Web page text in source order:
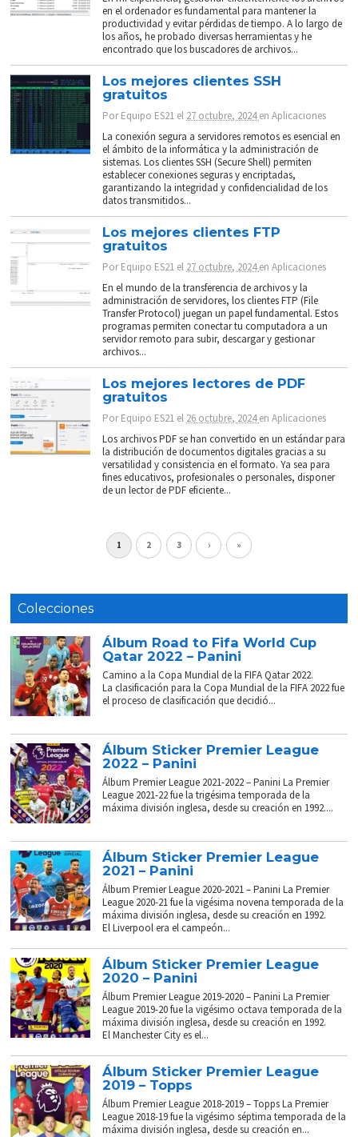
en el ordenador es fundamental para mantener la
productividad y evitar pérdidas de tiempo. A lo largo de
los años, he probado diversas herramientas y he
encontrado que los buscadores de archivos...
Los mejores clientes SSH
gratuitos
PorEquipo ES21 el 27 octubre, 2024enAplicaciones
La conexión segura a servidores remotos es esencial en
el ámbito de la informática y la administración de
sistemas. Los clientes SSH (Secure Shell) permiten
establecer conexiones seguras y encriptadas,
garantizando la integridad y confidencialidad de los
datos transmitidos...
Los mejores clientes FTP
gratuitos
PorEquipo ES21 el 27 octubre, 2024enAplicaciones
En el mundo de la transferencia de archivos y la
administración de servidores, los clientes FTP (File
Transfer Protocol) juegan un papel fundamental. Estos
programas permiten conectar tu computadora a un
servidor remoto para subir, descargar y gestionar
archivos...
Los mejores lectores de PDF
gratuitos
PorEquipo ES21 el 26 octubre, 2024enAplicaciones
Los archivos PDF se han convertido en un estándar para
la distribución de documentos digitales gracias a su
versatilidad y consistencia en el formato. Ya sea para
fines educativos, profesionales o personales, disponer
de un lector de PDF eficiente...
1 2 3 › »
Colecciones
Álbum Road to Fifa World Cup
Qatar 2022 – Panini
Camino a la Copa Mundial de la FIFA Qatar 2022.
La clasificación para la Copa Mundial de la FIFA 2022 fue
el proceso de clasificación que decidió...
Álbum Sticker Premier League
2022 – Panini
Álbum Premier League 2021-2022 – Panini La Premier
League 2021-22 fue la trigésima temporada de la
máxima división inglesa, desde su creación en 1992....
Álbum Sticker Premier League
2021 – Panini
Álbum Premier League 2020-2021 – Panini La Premier
League 2020-21 fue la vigésima novena temporada de la
máxima división inglesa, desde su creación en 1992.
El Liverpool era el campeón...
Álbum Sticker Premier League
2020 – Panini
Álbum Premier League 2019-2020 – Panini La Premier
League 2019-20 fue la vigésimo octava temporada de la
máxima división inglesa, desde su creación en 1992.
El Manchester City es el...
Álbum Sticker Premier League
2019 – Topps
Álbum Premier League 2018-2019 – Topps La Premier
League 2018-19 fue la vigésimo séptima temporada de la
máxima división inglesa, desde su creación en...